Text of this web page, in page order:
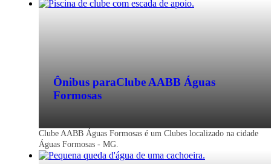
Ônibus paraClube AABB Águas
Formosas
Clube AABB Águas Formosas é um Clubes localizado na cidade
Águas Formosas - MG.